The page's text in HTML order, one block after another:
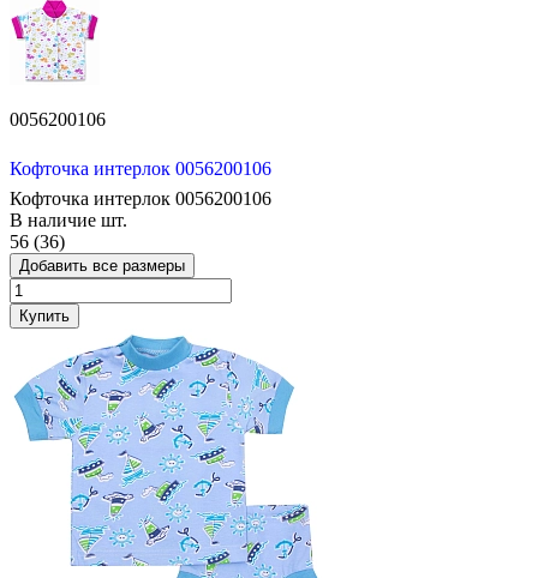
0056200106
Кофточка интерлок 0056200106
Кофточка интерлок 0056200106
В наличие шт.
56 (36)
Добавить все размеры
Купить